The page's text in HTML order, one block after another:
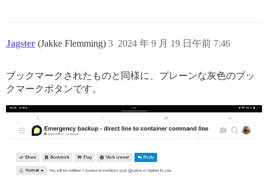
Jagster (Jakke Flemming) 2024 年 9 月 19 日午前 7:46
3
ブックマークされたものと同様に、プレーンな灰色のブッ
クマークボタンです。